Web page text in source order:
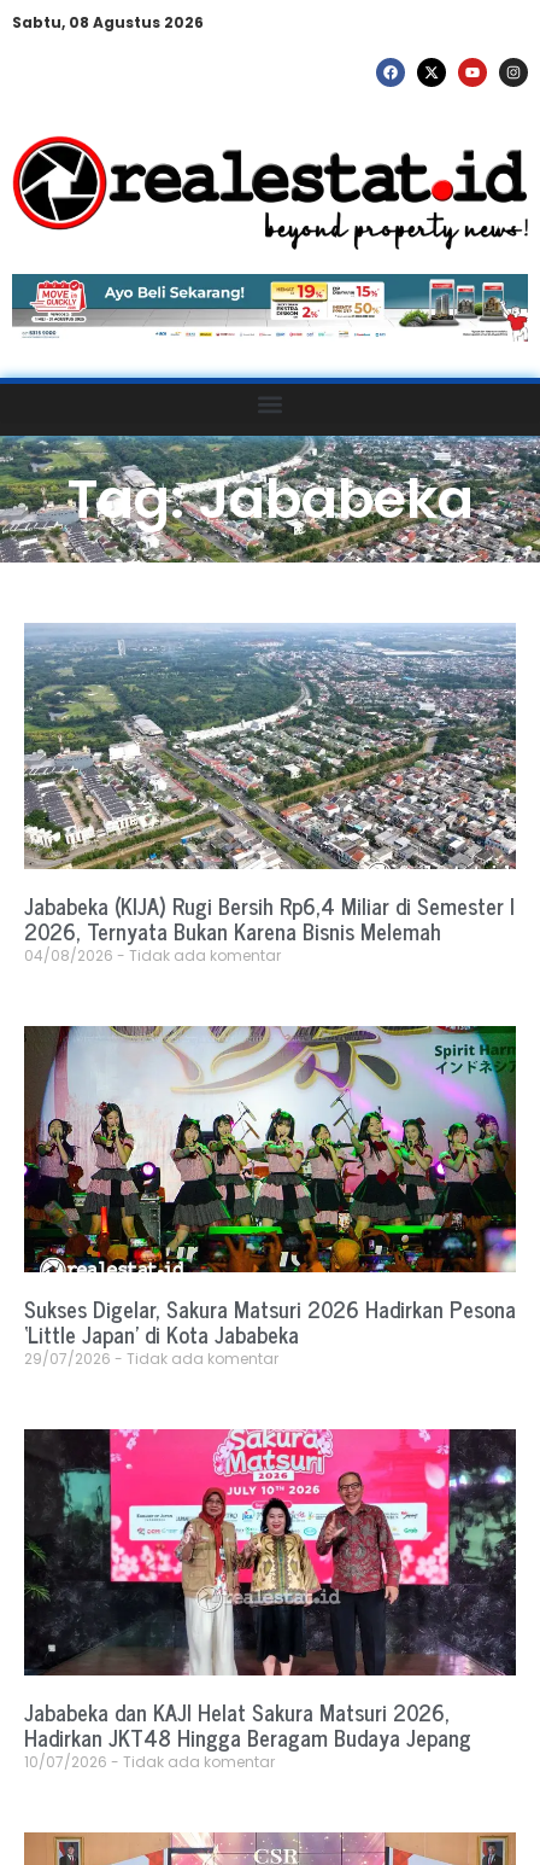
Sabtu, 08 Agustus 2026
Tag: Jababeka
Jababeka (KIJA) Rugi Bersih Rp6,4 Miliar di Semester I
2026, Ternyata Bukan Karena Bisnis Melemah
04/08/2026 Tidak ada komentar
Sukses Digelar, Sakura Matsuri 2026 Hadirkan Pesona
‘Little Japan’ di Kota Jababeka
29/07/2026 Tidak ada komentar
Jababeka dan KAJI Helat Sakura Matsuri 2026,
Hadirkan JKT48 Hingga Beragam Budaya Jepang
10/07/2026 Tidak ada komentar